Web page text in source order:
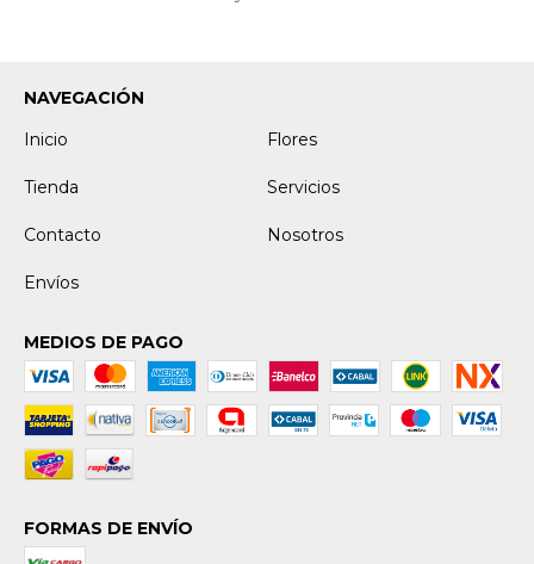
NAVEGACIÓN
Inicio
Flores
Tienda Servicios
Contacto Nosotros
Envíos
MEDIOS DE PAGO
FORMAS DE ENVÍO